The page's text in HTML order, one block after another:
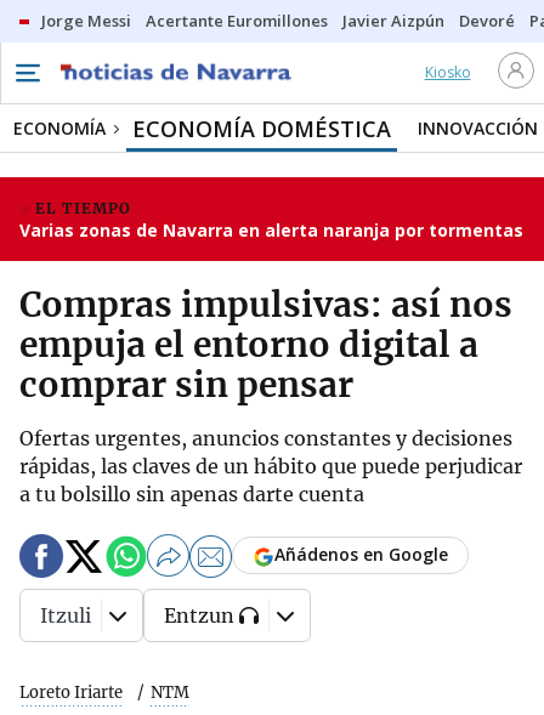
Jorge Messi Acertante Euromillones Javier Aizpún Devoré
Kiosko
ECONOMÍA ECONOMÍA DOMÉSTICA INNOVACCIÓN
EL TIEMPO
Varias zonas de Navarra en alerta naranja por tormentas
Compras impulsivas: así nos
empuja el entorno digital a
comprar sin pensar
Ofertas urgentes, anuncios constantes y decisiones
rápidas, las claves de un hábito que puede perjudicar
a tu bolsillo sin apenas darte cuenta
Loreto Iriarte NTM
Añádenos en Google
Itzuli Entzun